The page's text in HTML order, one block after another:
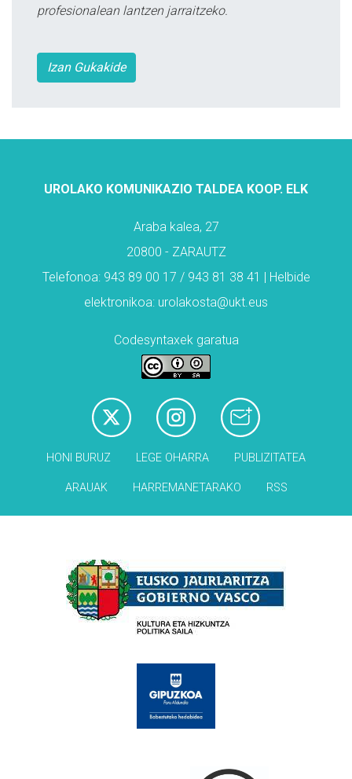
profesionalean lantzen jarraitzeko.
Izan Gukakide
UROLAKO KOMUNIKAZIO TALDEA KOOP. ELK
Araba kalea, 27
20800 - ZARAUTZ
Telefonoa: 943 89 00 17 / 943 81 38 41 | Helbide
elektronikoa: urolakosta@ukt.eus
Codesyntaxek garatua
HONI BURUZ LEGE OHARRA PUBLIZITATEA
ARAUAK HARREMANETARAKO RSS